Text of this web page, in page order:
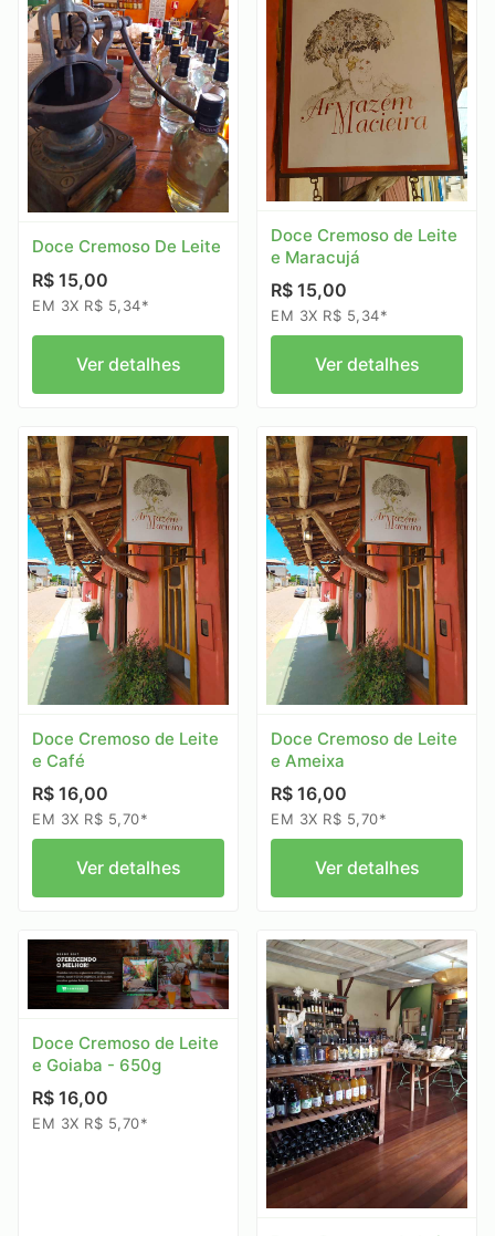
Doce Cremoso De Leite
R$ 15,00
EM 3X R$ 5,34*
Ver detalhes
Doce Cremoso de Leite
e Maracujá
R$ 15,00
EM 3X R$ 5,34*
Ver detalhes
Doce Cremoso de Leite
e Café
R$ 16,00
EM 3X R$ 5,70*
Ver detalhes
Doce Cremoso de Leite
e Ameixa
R$ 16,00
EM 3X R$ 5,70*
Ver detalhes
Doce Cremoso de Leite
e Goiaba - 650g
R$ 16,00
EM 3X R$ 5,70*